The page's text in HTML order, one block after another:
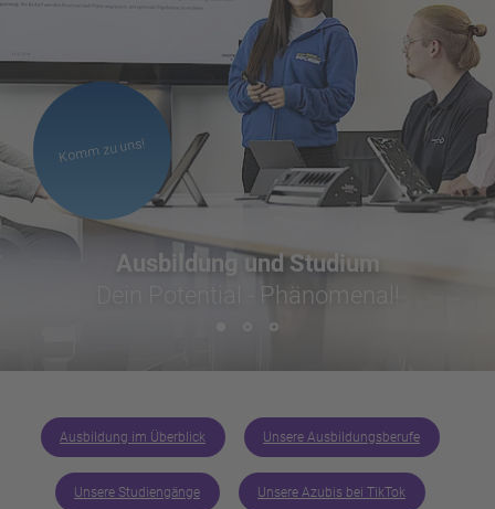
Ausbildung und Studium
Dein Potential - Phänomenal!
Komm zu uns!
Ausbildung im Überblick Unsere Ausbildungsberufe
Unsere Studiengänge Unsere Azubis bei TikTok